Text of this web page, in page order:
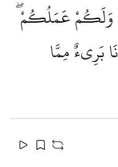
وَلَكُمْ عَمَلُكُمْ
بَرِيءٌ مِمَّا